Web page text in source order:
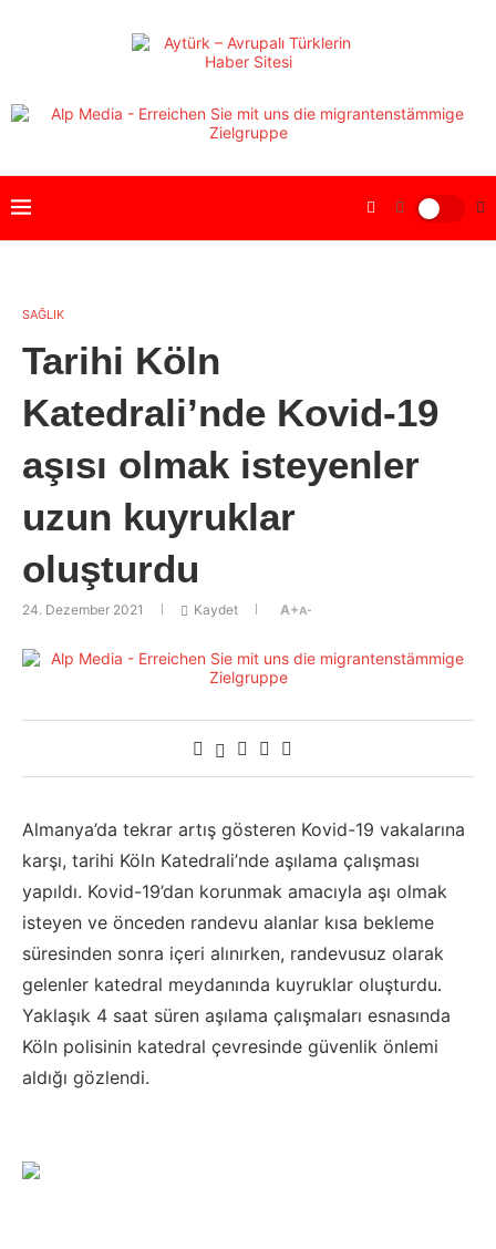
SAĞLIK
Tarihi Köln
Katedrali’nde Kovid-19
aşısı olmak isteyenler
uzun kuyruklar
oluşturdu
24. Dezember 2021 Kaydet A+A-
Almanya’da tekrar artış gösteren Kovid-19 vakalarına
karşı, tarihi Köln Katedrali’nde aşılama çalışması
yapıldı. Kovid-19’dan korunmak amacıyla aşı olmak
isteyen ve önceden randevu alanlar kısa bekleme
süresinden sonra içeri alınırken, randevusuz olarak
gelenler katedral meydanında kuyruklar oluşturdu.
Yaklaşık 4 saat süren aşılama çalışmaları esnasında
Köln polisinin katedral çevresinde güvenlik önlemi
aldığı gözlendi.